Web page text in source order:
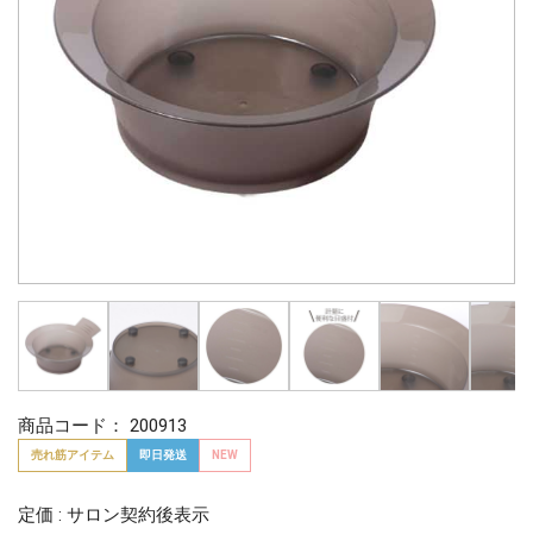
商品コード： 200913
売れ筋アイテム 即日発送 NEW
定価 : サロン契約後表示